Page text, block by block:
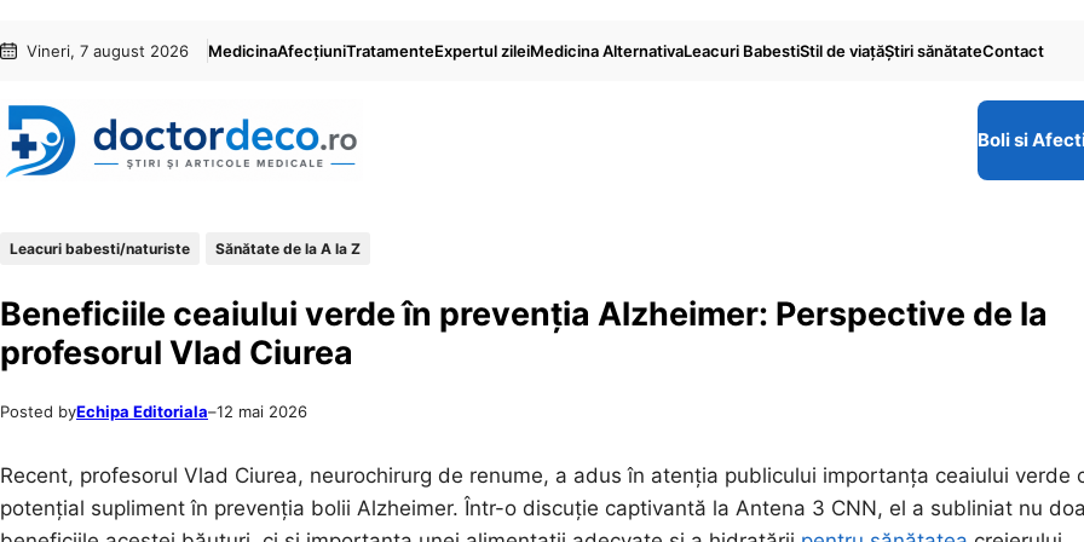
conținut
content
Vineri, 7 august 2026 MedicinaAfecțiuniTratamenteExpertul zileiMedicina AlternativaLeacuri BabestiStil de viaţăŞtiri sănătateContact
Boli si
Leacuri babesti/naturiste Sănătate de la A la Z
Beneficiile ceaiului verde în prevenția Alzheimer: Perspective de la
profesorul Vlad Ciurea
Posted byEchipa Editoriala–12 mai 2026
Recent, profesorul Vlad Ciurea, neurochirurg de renume, a adus în atenția publicului importanța ceaiului verde
potențial supliment în prevenția bolii Alzheimer. Într-o discuție captivantă la Antena 3 CNN, el a subliniat nu